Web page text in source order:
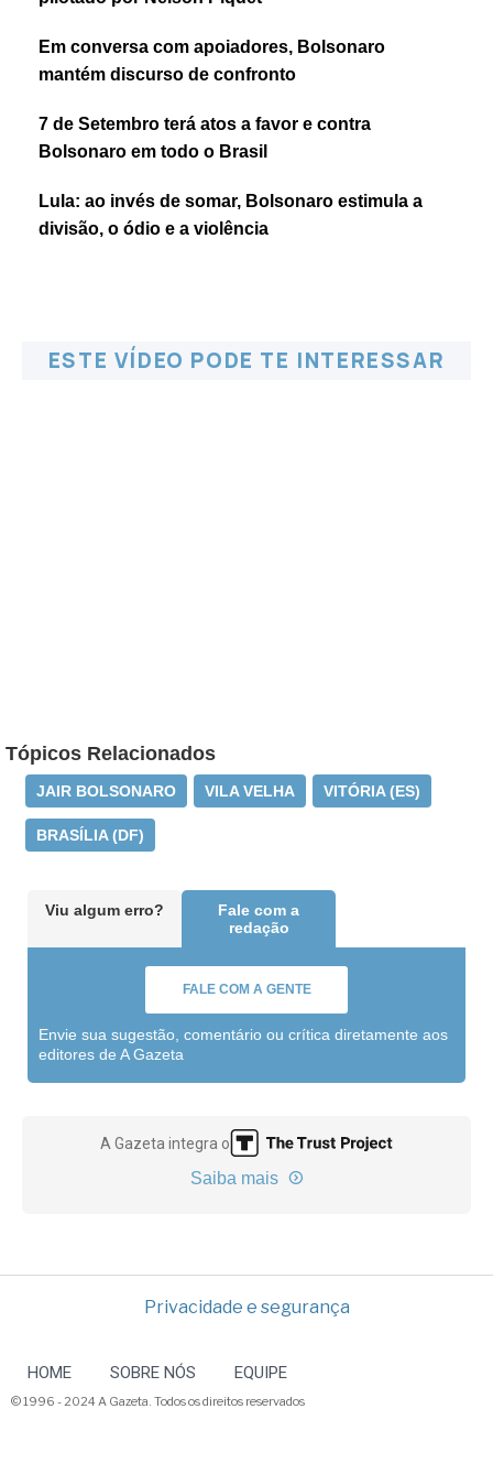
Em conversa com apoiadores, Bolsonaro
mantém discurso de confronto
7 de Setembro terá atos a favor e contra
Bolsonaro em todo o Brasil
Lula: ao invés de somar, Bolsonaro estimula a
divisão, o ódio e a violência
ESTE VÍDEO PODE TE INTERESSAR
Tópicos Relacionados
JAIR BOLSONARO VILA VELHA VITÓRIA (ES)
BRASÍLIA (DF)
Viu algum erro?
Fale com a
redação
FALE COM A GENTE
Envie sua sugestão, comentário ou crítica diretamente aos
editores de A Gazeta
A Gazeta integra o
Saiba mais
Privacidade e segurança
HOME SOBRE NÓS EQUIPE
© 1996 - 2024 A Gazeta. Todos os direitos reservados